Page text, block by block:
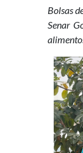
Bolsas
Senar